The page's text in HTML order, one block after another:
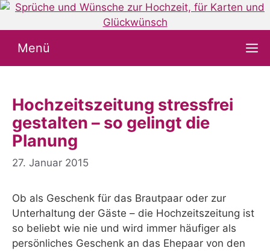
Zum
Menü
Hochzeitszeitung stressfrei
gestalten – so gelingt die
Planung
27. Januar 2015
Ob als Geschenk für das Brautpaar oder zur
Unterhaltung der Gäste – die Hochzeitszeitung ist
so beliebt wie nie und wird immer häufiger als
persönliches Geschenk an das Ehepaar von den